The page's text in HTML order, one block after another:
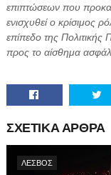
επιπτώσεων που
ενισχυθεί ο κρίσιμος
επίπεδο της Πολιτικής
προς το αίσθημα
ΣΧΕΤΙΚΑ ΑΡΘΡΑ
ΛΕΣΒΟΣ